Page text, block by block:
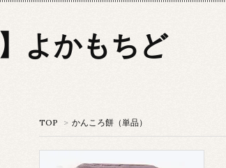
よかもちど
TOP > かんころ餅（単品）